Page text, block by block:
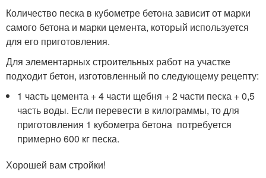
Количество песка в кубометре бетона зависит от марки
самого бетона и марки цемента, который используется
для его приготовления.
Для элементарных строительных работ на участке
подходит бетон, изготовленный по следующему рецепту:
1 часть цемента + 4 части щебня + 2 части песка + 0,5
часть воды. Если перевести в килограммы, то для
приготовления 1 кубометра бетона потребуется
примерно 600 кг песка.
Хорошей вам стройки!